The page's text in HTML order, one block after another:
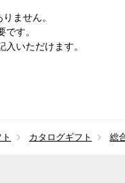
ません。
です。
入いただけます。
カタログギフト 総